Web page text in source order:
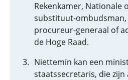
Rekenkamer, Nationale
substituut-ombudsman,
procureur-generaal of
de Hoge Raad.
Niettemin kan een
staatssecretaris, die